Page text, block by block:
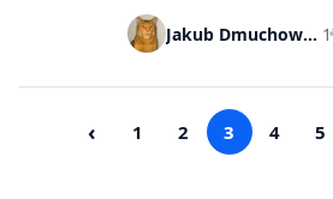
nowej serii
londyńskiego
Jakub Dmuchowski
‹ 1 2 3 4 5